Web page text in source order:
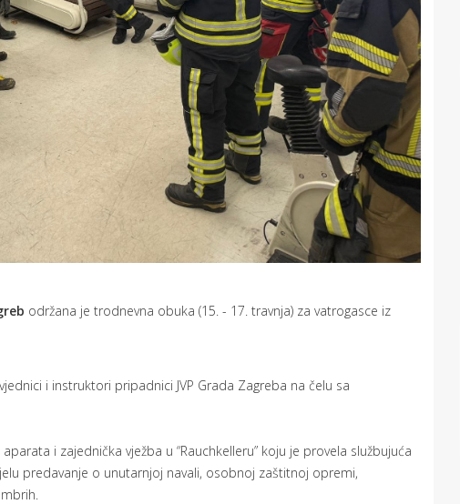
održana je trodnevna obuka (15. - 17. travnja) za vatrogasce iz
i instruktori pripadnici JVP Grada Zagreba na čelu sa
i zajednička vježba u “Rauchkelleru” koju je provela službujuća
predavanje o unutarnjoj navali, osobnoj zaštitnoj opremi,